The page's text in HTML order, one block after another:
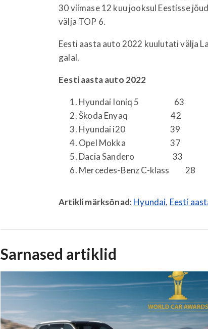
30 viimase 12 kuu jooksul Eestisse
välja TOP 6.
Eesti aasta auto 2022 kuulutati välja
galal.
Eesti aasta auto 2022
Hyundai Ioniq 5 63
Škoda Enyaq 42
Hyundai i20 39
Opel Mokka 37
Dacia Sandero 33
Mercedes-Benz C-klass 28
Artikli märksõnad: Hyundai, Eesti
Sarnased artiklid